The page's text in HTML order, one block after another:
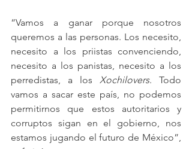
“Vamos a ganar porque nosotros
queremos a las personas. Los necesito,
necesito a los priistas convenciendo,
necesito a los panistas, necesito a los
perredistas, a los Xochilovers. Todo
vamos a sacar este país, no podemos
permitirnos que estos autoritarios y
corruptos sigan en el gobierno, nos
estamos jugando el futuro de México”,